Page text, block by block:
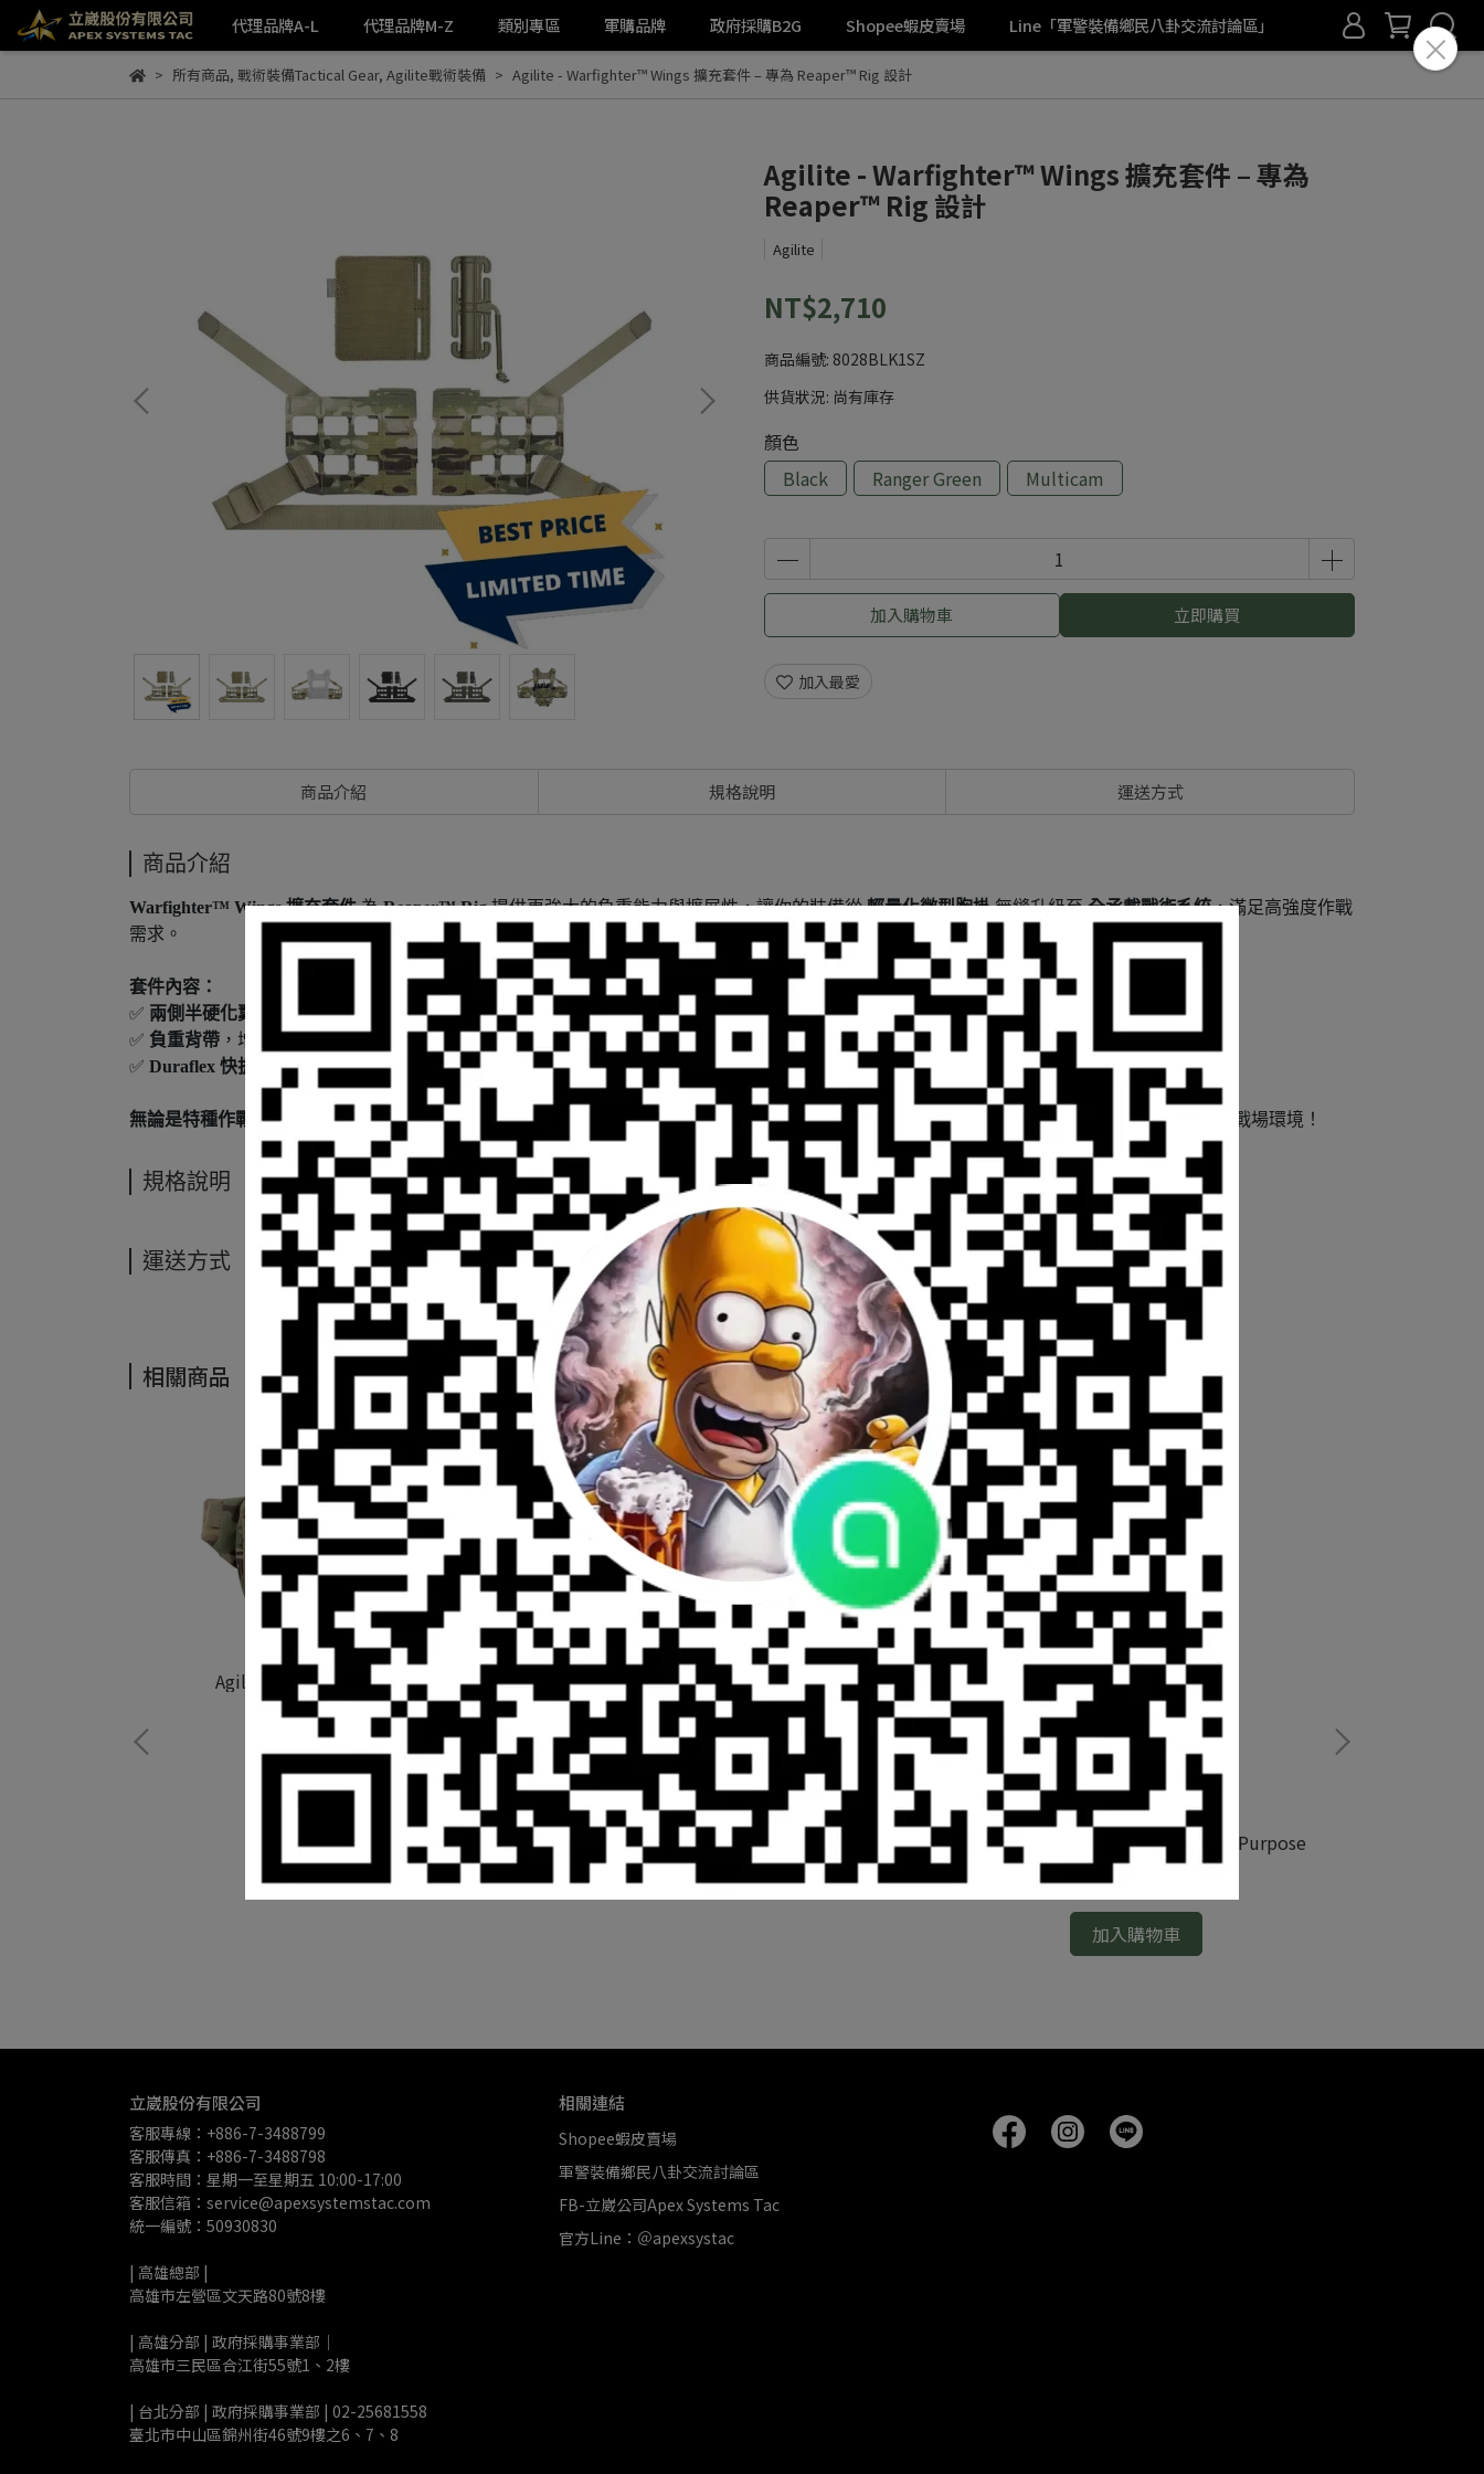
代理品牌A-L 代理品牌M-Z 類別專區 軍購品牌 政府採購B2G Shopee蝦皮賣場 Line「軍警裝備鄉民八卦交流討論區」
所有商品, 戰術裝備Tactical Gear, Agilite戰術裝備 Agilite - Warfighter™ Wings 擴充套件 – 專為 Reaper™ Rig 設計
Agilite - Warfighter™ Wings 擴充套件 – 專為
Reaper™ Rig 設計
Agilite
NT$2,710
商品編號: 8028BLK1SZ
供貨狀況: 尚有庫存
顏色
Black
Ranger Green Multicam
加入購物車 立即購買
加入最愛
商品介紹 規格說明 運送方式
商品介紹
Warfighter™ Wings 擴充套件為Reaper™ Rig提供更強大的負重能力與擴展性，讓你的裝備從輕量化微型胸掛無縫升級至全承載戰術系統，滿足高強度作戰
需求。
套件內容：
✅ 兩側半硬化翼片 ，每側擁有 4 個 MOLLE 插槽，可額外裝載彈藥包、工具袋或其他戰術配件
✅ 負重背帶 ，增強穩定性，提升長時間負載的舒適度
✅ Duraflex 快拆扣具，可快速脫卸裝備，應對突發狀況
無論是特種作戰、戰術巡邏或長時間任務，Warfighter™ Wings 擴充套件能讓你的Reaper™ Rig 進階至更強大、更靈活的承載平台，適應任何戰場環境！
規格說明
運送方式
相關商品
Agilite - Emergence™ Fanny Pack
加入購物車
Agilite -General Purpose Pouch Large
NT$2,500
加入購物車
Agilite - Flash Bang/40mm Multi-Purpose
Pouch
NT$1,250
加入購物車
立崴股份有限公司
客服專線：+886-7-3488799
客服傳真：+886-7-3488798
客服時間：星期一至星期五 10:00-17:00
客服信箱：service@apexsystemstac.com
統一編號：50930830
| 高雄總部 |
高雄市左營區文天路80號8樓
| 高雄分部 | 政府採購事業部｜
高雄市三民區合江街55號1、2樓
| 台北分部 | 政府採購事業部 | 02-25681558
臺北市中山區錦州街46號9樓之6、7、8
相關連結
Shopee蝦皮賣場
軍警裝備鄉民八卦交流討論區
FB-立崴公司Apex Systems Tac
官方Line：＠apexsystac